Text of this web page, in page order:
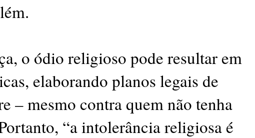
o ódio religioso pode resultar em
elaborando planos legais de
– mesmo contra quem não tenha
“a intolerância religiosa é